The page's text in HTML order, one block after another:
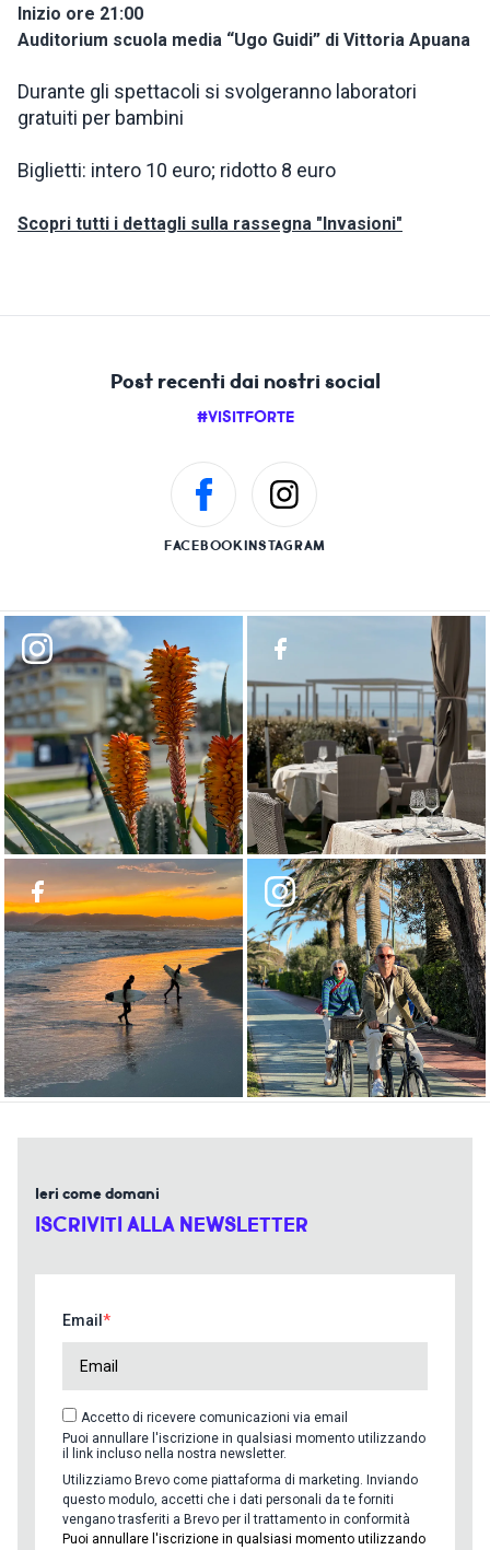
Inizio ore 21:00
Auditorium scuola media “Ugo Guidi” di Vittoria Apuana
Durante gli spettacoli si svolgeranno laboratori
gratuiti per bambini
Biglietti: intero 10 euro; ridotto 8 euro
Scopri tutti i dettagli sulla rassegna "Invasioni"
Post recenti dai nostri social
#VISITFORTE
FACEBOOKINSTAGRAM
Ieri come domani
ISCRIVITI ALLA NEWSLETTER
Email
Accetto di ricevere comunicazioni via email
Puoi annullare l'iscrizione in qualsiasi momento utilizzando
il link incluso nella nostra newsletter.
Utilizziamo Brevo come piattaforma di marketing. Inviando
questo modulo, accetti che i dati personali da te forniti
vengano trasferiti a Brevo per il trattamento in conformità
Puoi annullare l'iscrizione in qualsiasi momento utilizzando